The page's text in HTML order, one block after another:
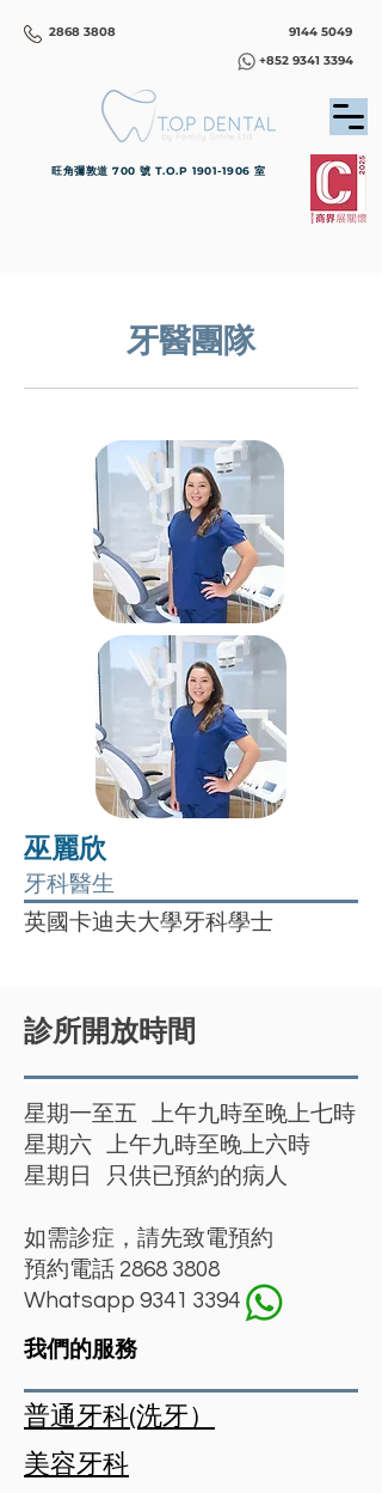
2868 3808
9144 5049
+852 9341 3394
旺角彌敦道 700 號 T.O.P 1901-1906 室
牙醫團隊
巫麗欣
牙科醫生
英國卡迪夫大學牙科學士
診所開放時間
星期一至五 上午九時至晚上七時
星期六 上午九時至晚上六時
星期日 只供已預約的病人
如需診症，請先致電預約
預約電話 2868 3808
Whatsapp 9341 3394
我們的服務
普通牙科(洗牙）
美容牙科